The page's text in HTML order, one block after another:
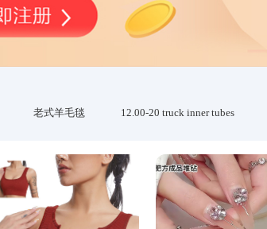
老式羊毛毯 12.00-20 truck inner tubes